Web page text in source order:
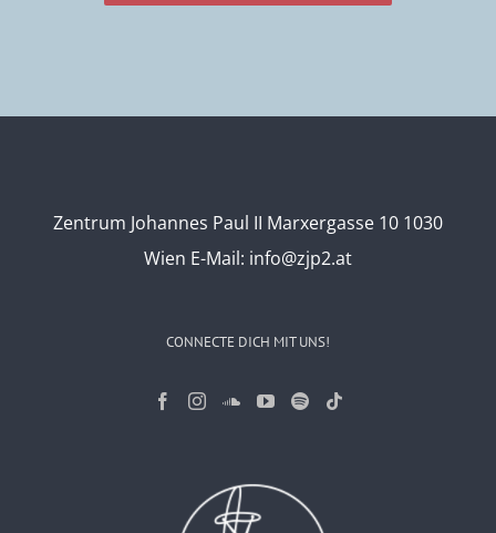
Zentrum Johannes Paul II Marxergasse 10 1030
Wien E-Mail: info@zjp2.at
CONNECTE DICH MIT UNS!